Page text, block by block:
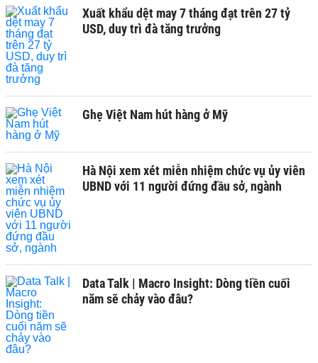
Xuất khẩu dệt may 7 tháng đạt trên 27 tỷ
USD, duy trì đà tăng trưởng
Ghẹ Việt Nam hút hàng ở Mỹ
Hà Nội xem xét miễn nhiệm chức vụ ủy viên
UBND với 11 người đứng đầu sở, ngành
Data Talk | Macro Insight: Dòng tiền cuối
năm sẽ chảy vào đâu?